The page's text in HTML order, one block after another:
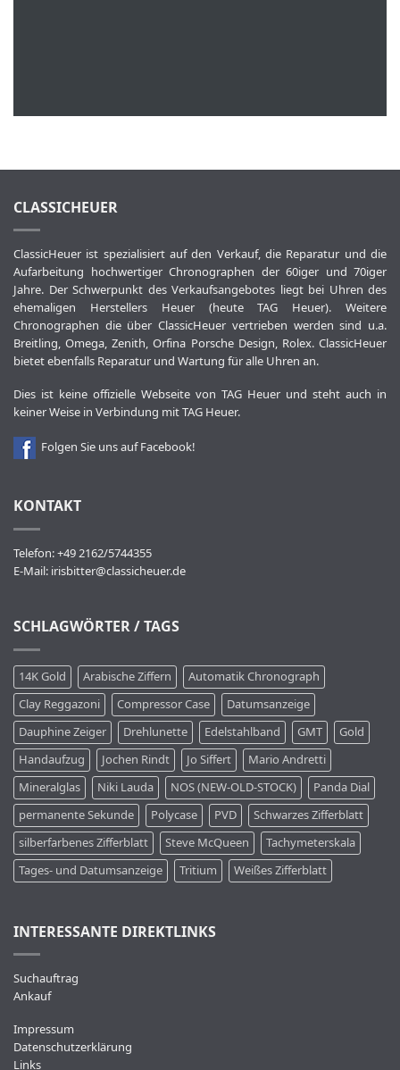
CLASSICHEUER
ClassicHeuer ist spezialisiert auf den Verkauf, die Reparatur und die
Aufarbeitung hochwertiger Chronographen der 60iger und 70iger
Jahre. Der Schwerpunkt des Verkaufsangebotes liegt bei Uhren des
ehemaligen Herstellers Heuer (heute TAG Heuer). Weitere
Chronographen die über ClassicHeuer vertrieben werden sind u.a.
Breitling, Omega, Zenith, Orfina Porsche Design, Rolex. ClassicHeuer
bietet ebenfalls Reparatur und Wartung für alle Uhren an.
Dies ist keine offizielle Webseite von TAG Heuer und steht auch in
keiner Weise in Verbindung mit TAG Heuer.
Folgen Sie uns auf Facebook!
KONTAKT
Telefon: +49 2162/5744355
E-Mail: irisbitter@classicheuer.de
SCHLAGWÖRTER / TAGS
14K Gold Arabische Ziffern
Automatik Chronograph
Clay Reggazoni
Compressor Case
Datumsanzeige
Dauphine Zeiger
Drehlunette Edelstahlband GMT
Gold
Handaufzug
Jochen Rindt Jo Siffert
Mario Andretti
Mineralglas
Niki Lauda NOS (NEW-OLD-STOCK)
Panda Dial
permanente Sekunde
Polycase PVD
Schwarzes Zifferblatt
silberfarbenes Zifferblatt
Steve McQueen
Tachymeterskala
Tages- und Datumsanzeige
Tritium Weißes Zifferblatt
INTERESSANTE DIREKTLINKS
Suchauftrag
Ankauf
Impressum
Datenschutzerklärung
Links